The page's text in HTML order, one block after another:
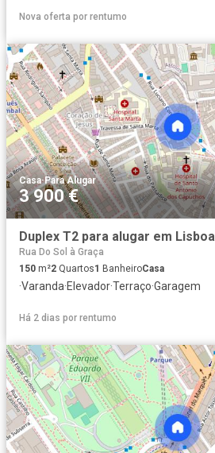
Nova oferta por rentumo
Casa·Para Alugar
3 900 €
Duplex T2 para alugar em Lisboa
Rua Do Sol à Graça
150 m²2 Quartos1 BanheiroCasa
·Varanda·Elevador·Terraço·Garagem
Há 2 dias por rentumo